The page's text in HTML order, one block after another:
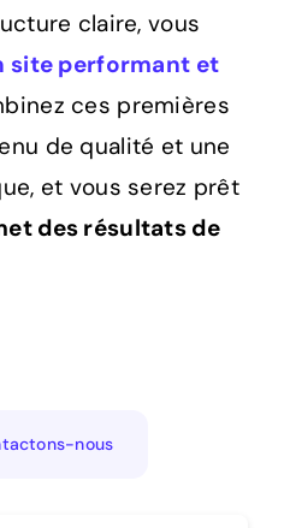
claire, vous
site performant et
ces premières
de qualité et une
et vous serez prêt
des résultats de
nous